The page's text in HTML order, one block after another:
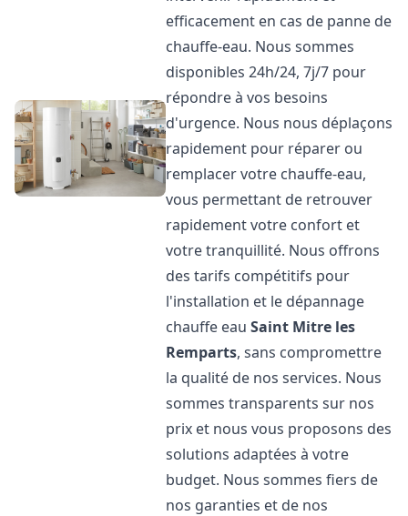
efficacement en cas de panne de
chauffe-eau. Nous sommes
disponibles 24h/24, 7j/7 pour
répondre à vos besoins
d'urgence. Nous nous déplaçons
rapidement pour réparer ou
remplacer votre chauffe-eau,
vous permettant de retrouver
rapidement votre confort et
votre tranquillité. Nous offrons
des tarifs compétitifs pour
l'installation et le dépannage
chauffe eauSaint Mitre les
Remparts, sans compromettre
la qualité de nos services. Nous
sommes transparents sur nos
prix et nous vous proposons des
solutions adaptées à votre
budget. Nous sommes fiers de
nos garanties et de nos